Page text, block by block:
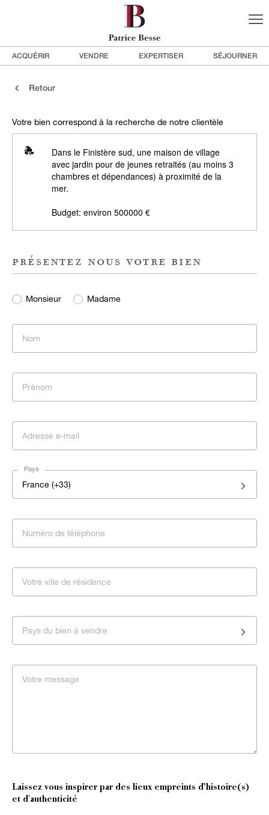
ACQUÉRIR VENDRE EXPERTISER SÉJOURNER
Retour
Votre bien correspond à la recherche de notre clientèle
Dans le Finistère sud, une maison de village
avec jardin pour de jeunes retraités (au moins 3
chambres et dépendances) à proximité de la
mer.
Budget: environ 500000 €
présentez nous votre bien
Monsieur Madame
Pays
France (+33)
Pays du bien à vendre
Laissez vous inspirer par des lieux empreints d’histoire(s)
et d'authenticité